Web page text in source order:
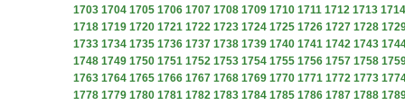
1703 1704 1705 1706 1707 1708 1709 1710 1711 1712 1713 1714
1718 1719 1720 1721 1722 1723 1724 1725 1726 1727 1728
1733 1734 1735 1736 1737 1738 1739 1740 1741 1742 1743
1748 1749 1750 1751 1752 1753 1754 1755 1756 1757 1758
1763 1764 1765 1766 1767 1768 1769 1770 1771 1772 1773
1778 1779 1780 1781 1782 1783 1784 1785 1786 1787 1788